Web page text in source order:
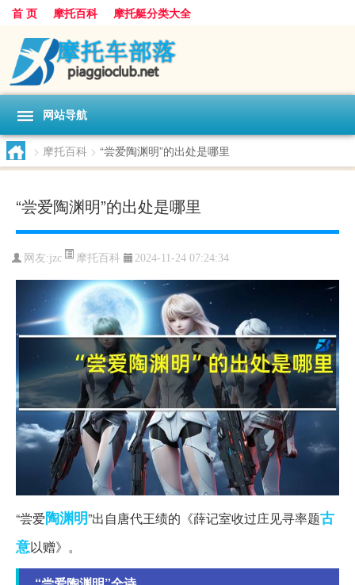
首 页 摩托百科 摩托艇分类大全
网站导航
> 摩托百科 > “尝爱陶渊明”的出处是哪里
“尝爱陶渊明”的出处是哪里
网友:jzc 摩托百科 2024-11-24 07:24:34
“尝爱陶渊明”出自唐代王绩的《薛记室收过庄见寻率题古
意以赠》。